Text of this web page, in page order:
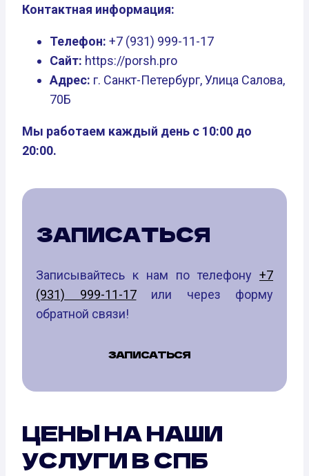
Контактная информация:
Телефон: +7 (931) 999-11-17
Сайт: https://porsh.pro
Адрес: г. Санкт-Петербург, Улица Салова,
70Б
Мы работаем каждый день с 10:00 до
20:00.
ЗАПИСАТЬСЯ
Записывайтесь к нам по телефону +7
(931) 999-11-17или через форму
обратной связи!
ЗАПИСАТЬСЯ
ЦЕНЫ НА НАШИ
УСЛУГИ В СПБ